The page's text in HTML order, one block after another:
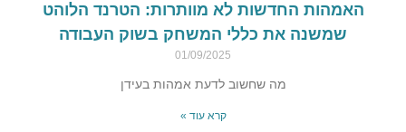
האמהות החדשות לא מוותרות: הטרנד הלוהט
שמשנה את כללי המשחק בשוק העבודה
01/09/2025
מה שחשוב לדעת אמהות בעידן
קרא עוד »